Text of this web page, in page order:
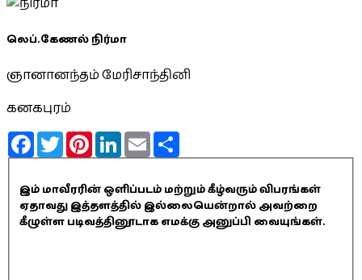
லெப்.கேணல் நிர்மா
ஞானானந்தம் மேரிசாந்தினி
கனகபுரம்
FacebookTwitterPinterestLinkedInEmail
இம் மாவீரரின் ஒளிப்படம் மற்றும் கீழ்வரும் விபரங்கள்
ஏதாவது இத்தளத்தில் இல்லையென்றால் அவற்றை
கீழுள்ள படிவத்தினூடாக எமக்கு அனுப்பி வையுங்கள்.